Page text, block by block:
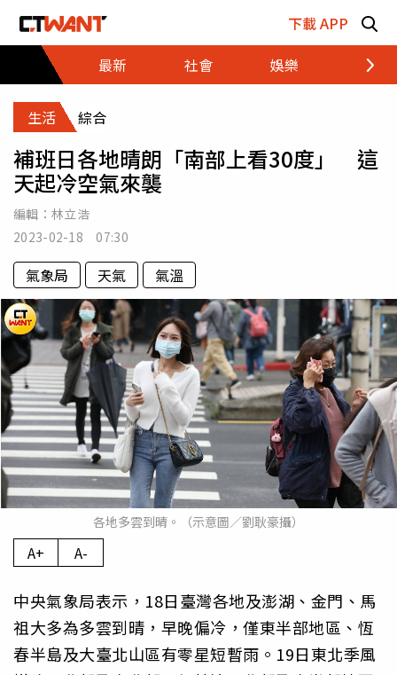
下載 APP
最新
社會 娛樂 財經
生活 綜合
補班日各地晴朗「南部上看30度」 這
天起冷空氣來襲
編輯： 林立浩
2023-02-18 07:30
氣象局 天氣 氣溫
各地多雲到晴。（示意圖／劉耿豪攝）
A+ A-
中央氣象局表示，18日臺灣各地及澎湖、金門、馬
祖大多為多雲到晴，早晚偏冷，僅東半部地區、恆
春半島及大臺北山區有零星短暫雨。19日東北季風